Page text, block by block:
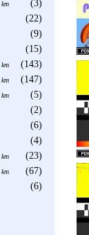
km
(3)
(22)
(9)
(15)
km
(143)
km
(147)
km
(5)
(2)
(6)
(4)
km
(23)
km
(67)
(6)